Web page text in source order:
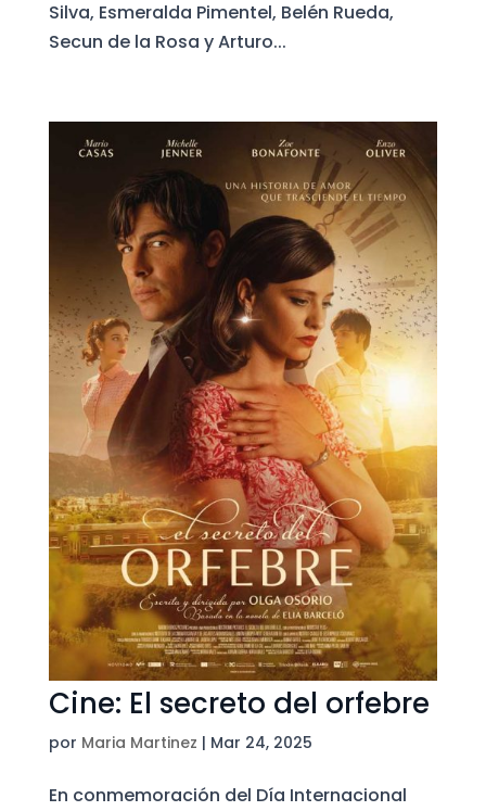
Silva, Esmeralda Pimentel, Belén Rueda,
Secun de la Rosa y Arturo...
Cine: El secreto del orfebre
por Maria Martinez | Mar 24, 2025
En conmemoración del Día Internacional